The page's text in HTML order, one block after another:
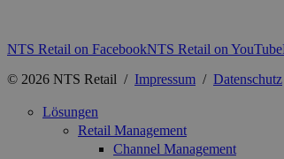
NTS Retail on FacebookNTS Retail on YouTube
© 2026 NTS Retail / Impressum / Datenschutz
Lösungen
Retail Management
Channel Management